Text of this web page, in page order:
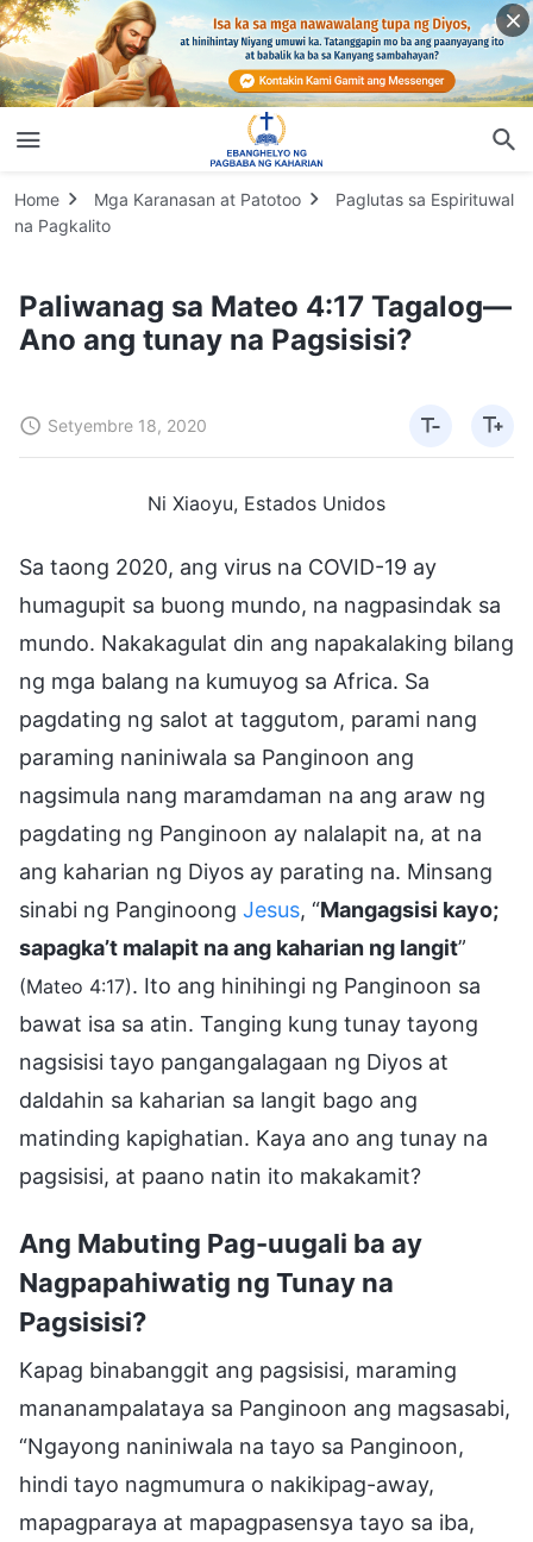
Home Mga Karanasan at Patotoo
Paglutas sa Espirituwal
na Pagkalito
Paliwanag sa Mateo 4:17 Tagalog—
Ano ang tunay na Pagsisisi?
Setyembre 18, 2020
Ni Xiaoyu, Estados Unidos
Sa taong 2020, ang virus na COVID-19 ay
humagupit sa buong mundo, na nagpasindak sa
mundo. Nakakagulat din ang napakalaking bilang
ng mga balang na kumuyog sa Africa. Sa
pagdating ng salot at taggutom, parami nang
paraming naniniwala sa Panginoon ang
nagsimula nang maramdaman na ang araw ng
pagdating ng Panginoon ay nalalapit na, at na
ang kaharian ng Diyos ay parating na. Minsang
sinabi ng Panginoong Jesus, “Mangagsisi kayo;
sapagka’t malapit na ang kaharian ng langit”
(Mateo 4:17). Ito ang hinihingi ng Panginoon sa
bawat isa sa atin. Tanging kung tunay tayong
nagsisisi tayo pangangalagaan ng Diyos at
daldahin sa kaharian sa langit bago ang
matinding kapighatian. Kaya ano ang tunay na
pagsisisi, at paano natin ito makakamit?
Ang Mabuting Pag-uugali ba ay
Nagpapahiwatig ng Tunay na
Pagsisisi?
Kapag binabanggit ang pagsisisi, maraming
mananampalataya sa Panginoon ang magsasabi,
“Ngayong naniniwala na tayo sa Panginoon,
hindi tayo nagmumura o nakikipag-away,
mapagparaya at mapagpasensya tayo sa iba,